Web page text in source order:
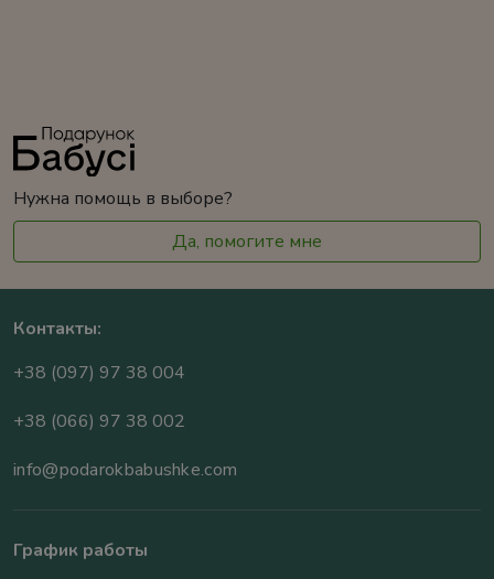
Нужна помощь в выборе?
Да, помогите мне
Контакты:
+38 (097) 97 38 004
+38 (066) 97 38 002
info@podarokbabushke.com
График работы